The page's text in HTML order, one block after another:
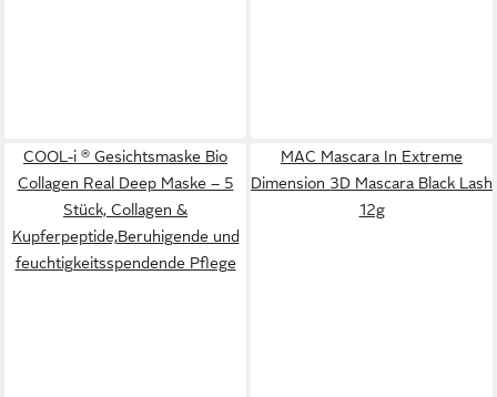
COOL-i ® Gesichtsmaske Bio
Collagen Real Deep Maske – 5
Stück, Collagen &
Kupferpeptide,Beruhigende und
feuchtigkeitsspendende Pflege
MAC Mascara In Extreme
Dimension 3D Mascara Black Lash
12g